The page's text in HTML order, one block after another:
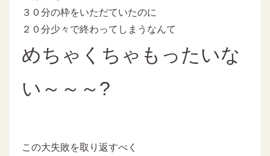
３０分の枠をいただていたのに
２０分少々で終わってしまうなんて
めちゃくちゃもったいな
い～～～?
この大失敗を取り返すべく